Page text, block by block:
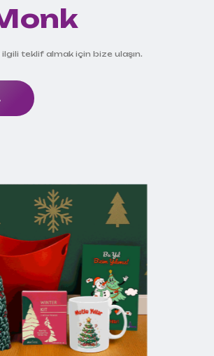
teklif almak için bize ulaşın.